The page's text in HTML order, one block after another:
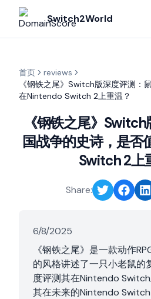
Switch2World
首页
reviews
《钢铁之尾》Switch版深度评测：
在Nintendo Switch 2上重温？
《钢铁之尾》
国战争的史诗，是
Switch 2上
Share:
6/8/2025
《钢铁之尾》是一款动作
的风格讲述了一只小老鼠的
度评测其在Nintendo
其在未来的Nintendo Switch